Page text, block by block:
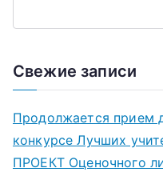
Свежие записи
Продолжается прием
конкурсе Лучших
ПРОЕКТ Оценочного